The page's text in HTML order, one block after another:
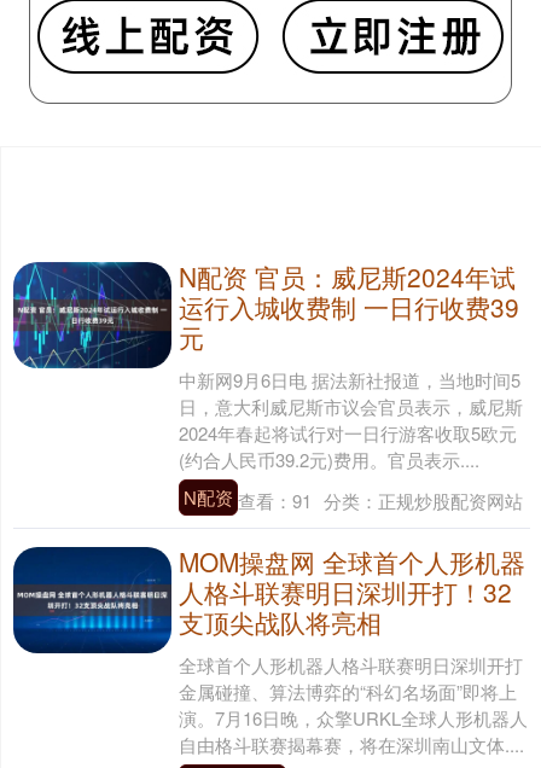
N配资 官员：威尼斯2024年试
运行入城收费制 一日行收费39
元
中新网9月6日电 据法新社报道，当地时间5
日，意大利威尼斯市议会官员表示，威尼斯
2024年春起将试行对一日行游客收取5欧元
(约合人民币39.2元)费用。官员表示....
N配资 查看： 91 分类： 正规炒股配资网站
MOM操盘网 全球首个人形机器
人格斗联赛明日深圳开打！32
支顶尖战队将亮相
全球首个人形机器人格斗联赛明日深圳开打
金属碰撞、算法博弈的“科幻名场面”即将上
演。7月16日晚，众擎URKL全球人形机器人
自由格斗联赛揭幕赛，将在深圳南山文体....